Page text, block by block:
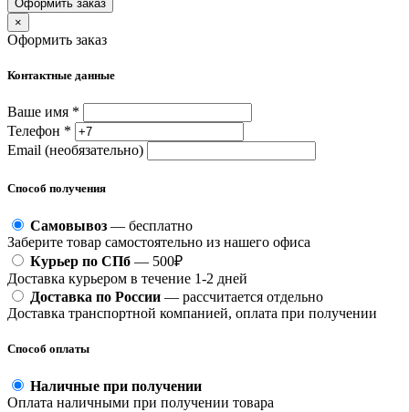
Оформить заказ
×
Оформить заказ
Контактные данные
Ваше имя *
Телефон *
Email (необязательно)
Способ получения
Самовывоз — бесплатно
Заберите товар самостоятельно из нашего офиса
Курьер по СПб — 500₽
Доставка курьером в течение 1-2 дней
Доставка по России — рассчитается отдельно
Доставка транспортной компанией, оплата при получении
Способ оплаты
Наличные при получении
Оплата наличными при получении товара